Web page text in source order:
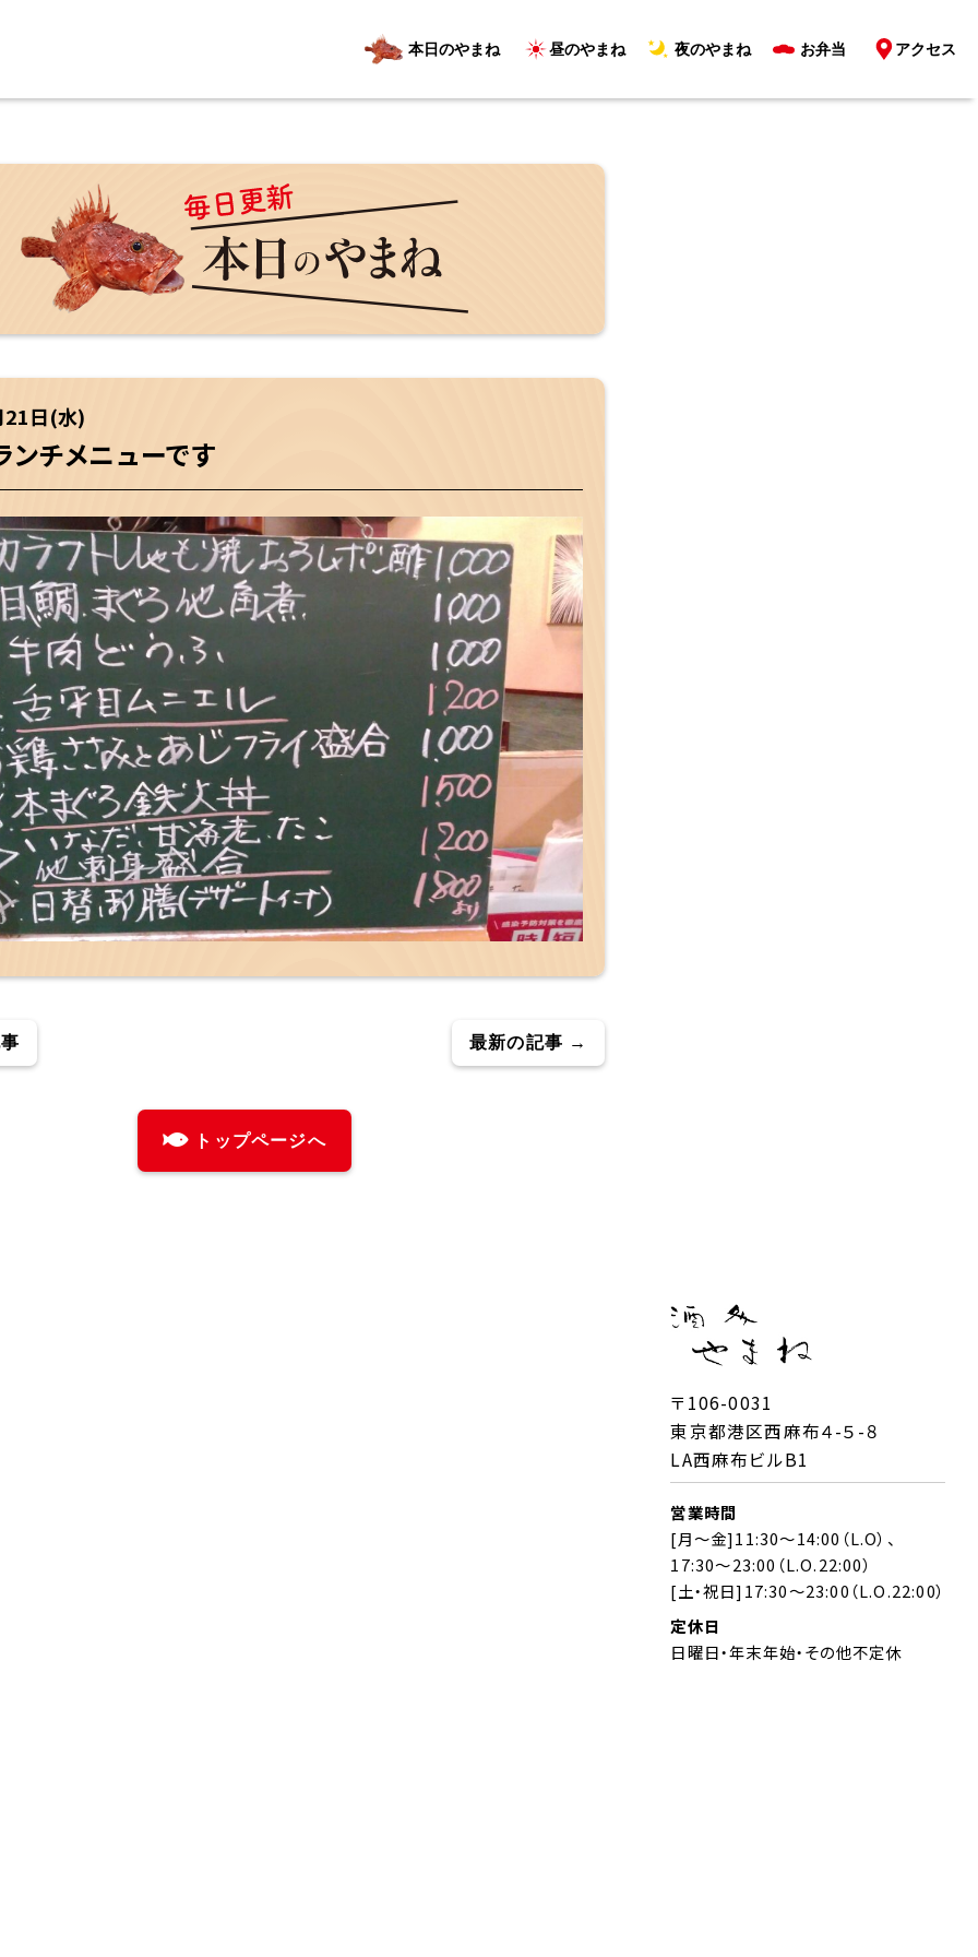
本日のやまね 昼のやまね 夜のやまね お弁当 アクセス
日(水)
チメニューです
最新の記事 →
トップページへ
〒106-0031
東京都港区西麻布４-５-８
LA西麻布ビルB1
営業時間
[月～金]11:30～14:00（L.O）、
17:30～23:00（L.O.22:00）
[土・祝日]17:30～23:00（L.O.22:00）
定休日
日曜日・年末年始・その他不定休